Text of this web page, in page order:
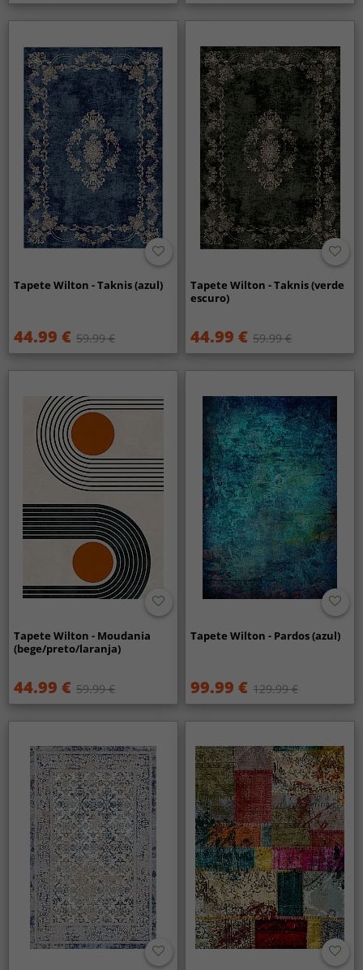
Tapete Wilton - Taknis (azul)
44.99 € 59.99 €
Tapete Wilton - Taknis (verde
escuro)
44.99 € 59.99 €
Tapete Wilton - Moudania
(bege/preto/laranja)
44.99 € 59.99 €
Tapete Wilton - Pardos (azul)
99.99 € 129.99 €